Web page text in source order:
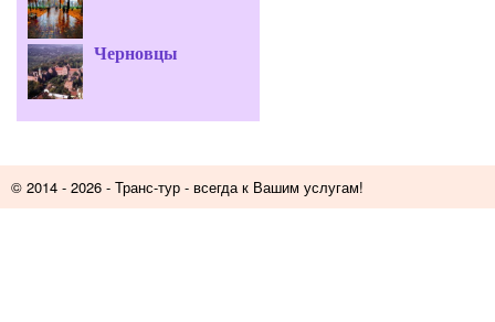
Черновцы
© 2014 - 2026 - Транс-тур - всегда к Вашим услугам!